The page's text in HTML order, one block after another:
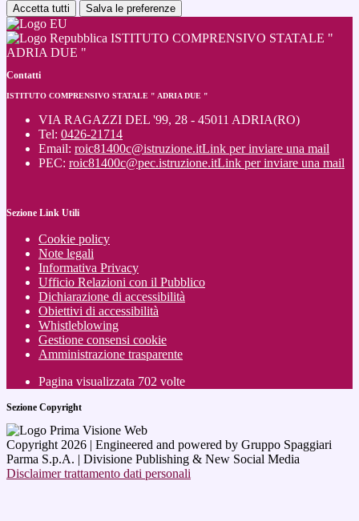
Accetta tutti Salva le preferenze
ISTITUTO COMPRENSIVO STATALE "
ADRIA DUE "
Contatti
ISTITUTO COMPRENSIVO STATALE " ADRIA DUE "
VIA RAGAZZI DEL '99, 28 - 45011 ADRIA(RO)
Tel: 0426-21714
Email: roic81400c@istruzione.itLink per inviare una mail
PEC: roic81400c@pec.istruzione.itLink per inviare una mail
Sezione Link Utili
Cookie policy
Note legali
Informativa Privacy
Ufficio Relazioni con il Pubblico
Dichiarazione di accessibilità
Obiettivi di accessibilità
Whistleblowing
Gestione consensi cookie
Amministrazione trasparente
Pagina visualizzata 702 volte
Sezione Copyright
Copyright 2026 | Engineered and powered by Gruppo Spaggiari
Parma S.p.A. | Divisione Publishing & New Social Media
Disclaimer trattamento dati personali